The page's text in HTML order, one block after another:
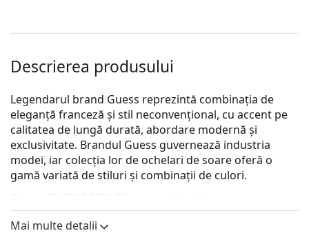
Descrierea produsului
Legendarul brand Guess reprezintă combinația de
eleganță franceză și stil neconvențional, cu accent pe
calitatea de lungă durată, abordare modernă și
exclusivitate. Brandul Guess guvernează industria
modei, iar colecția lor de ochelari de soare oferă o
gamă variată de stiluri și combinații de culori.
Guess GU7913 33W 59
sunt ochelari de soare pentru
femei.
Mai multe detalii